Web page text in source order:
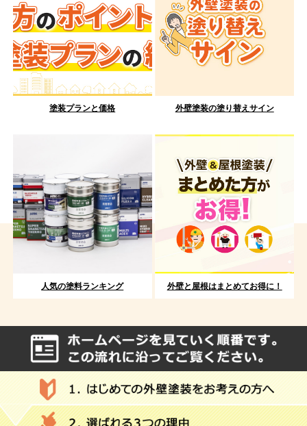
塗装プランと価格 外壁塗装の塗り替えサイン
人気の塗料ランキング 外壁と屋根はまとめてお得に！